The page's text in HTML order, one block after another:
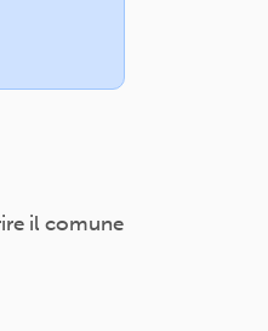
il comune